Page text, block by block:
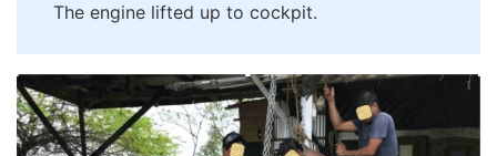
The engine lifted up to cockpit.